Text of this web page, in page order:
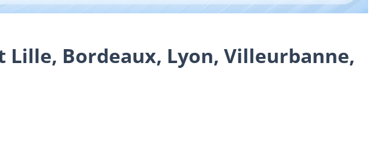
Lille, Bordeaux, Lyon, Villeurbanne,